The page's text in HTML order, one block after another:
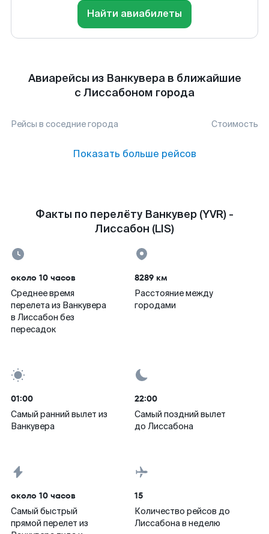
Найти авиабилеты
Авиарейсы из Ванкувера в ближайшие
с Лиссабоном города
Рейсы в соседние города Стоимость
Показать больше рейсов
Факты по перелёту Ванкувер (YVR) -
Лиссабон (LIS)
около 10 часов
Среднее время
перелета из Ванкувера
в Лиссабон без
пересадок
8289 км
Расстояние между
городами
01:00
Самый ранний вылет из
Ванкувера
22:00
Самый поздний вылет
до Лиссабона
около 10 часов
Самый быстрый
прямой перелет из
15
Количество рейсов до
Лиссабона в неделю